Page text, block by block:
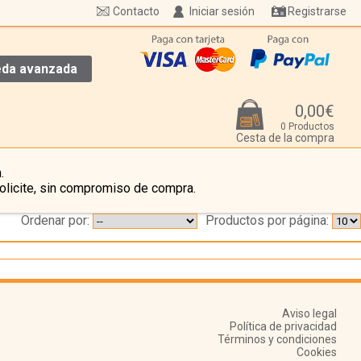
Iniciar sesión Registrarse
Contacto
avanzada
0,00€
0 Productos
Cesta de la compra
sin compromiso de compra.
Productos por página:
Ordenar por:
Aviso legal
Política de privacidad
Términos y condiciones
Cookies